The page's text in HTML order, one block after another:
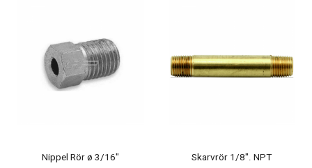
Nippel Rör ø 3/16" Skarvrör 1/8". NPT